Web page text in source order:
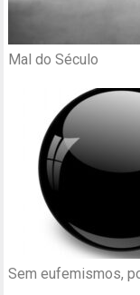
Mal do Século
Sem eufemismos,